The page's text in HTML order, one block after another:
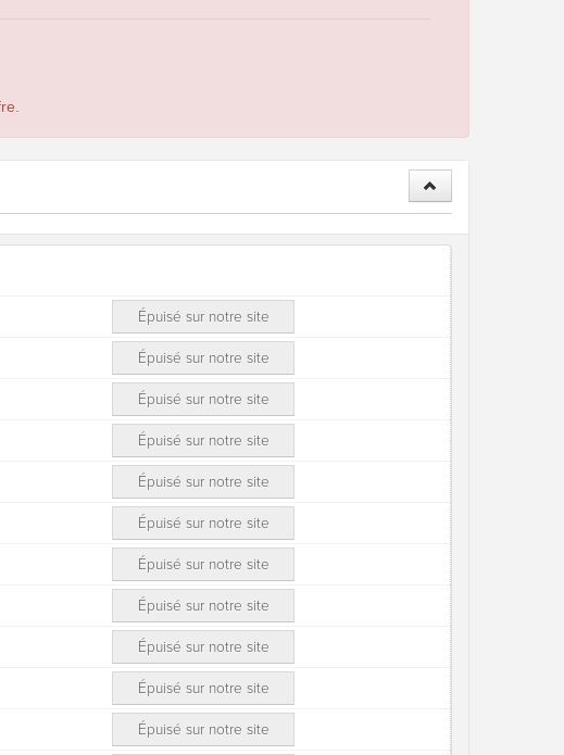
Épuisé sur notre site
Épuisé sur notre site
Épuisé sur notre site
Épuisé sur notre site
Épuisé sur notre site
Épuisé sur notre site
Épuisé sur notre site
Épuisé sur notre site
Épuisé sur notre site
Épuisé sur notre site
Épuisé sur notre site